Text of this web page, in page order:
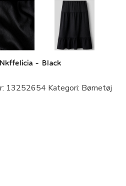
- Black
13252654 Kategori: Børnetøj